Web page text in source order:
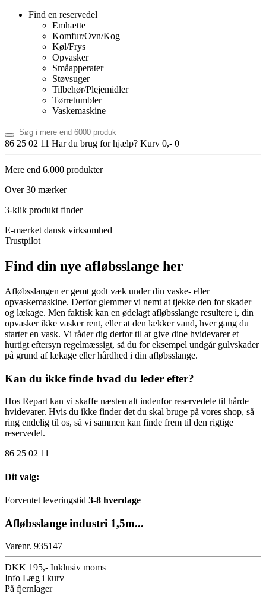
Find en reservedel
Emhætte
Komfur/Ovn/Kog
Køl/Frys
Opvasker
Småapperater
Støvsuger
Tilbehør/Plejemidler
Tørretumbler
Vaskemaskine
86 25 02 11 Har du brug for hjælp? Kurv 0,- 0
Mere end 6.000 produkter
Over 30 mærker
3-klik produkt finder
E-mærket dansk virksomhed
Trustpilot
Find din nye afløbsslange her
Afløbsslangen er gemt godt væk under din vaske- eller
opvaskemaskine. Derfor glemmer vi nemt at tjekke den for skader
og lækage. Men faktisk kan en ødelagt afløbsslange resultere i, din
opvasker ikke vasker rent, eller at den lækker vand, hver gang du
starter en vask. Vi råder dig derfor til at give dine hvidevarer et
hurtigt eftersyn regelmæssigt, så du for eksempel undgår gulvskader
på grund af lækage eller hårdhed i din afløbsslange.
Kan du ikke finde hvad du leder efter?
Hos Repart kan vi skaffe næsten alt indenfor reservedele til hårde
hvidevarer. Hvis du ikke finder det du skal bruge på vores shop, så
ring endelig til os, så vi sammen kan finde frem til den rigtige
reservedel.
86 25 02 11
Dit valg:
Forventet leveringstid 3-8 hverdage
Afløbsslange industri 1,5m...
Varenr. 935147
DKK 195,- Inklusiv moms
Info Læg i kurv
På fjernlager